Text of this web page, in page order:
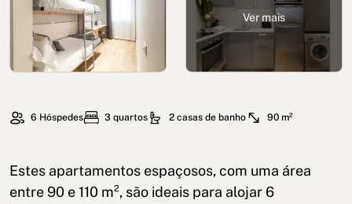
© 2026Aspasios | Todos os direitos reservados
Ver mais
6 Hóspedes 3 quartos 2 casas de banho 90 m²
Estes apartamentos espaçosos, com uma área
entre 90 e 110 m², são ideais para alojar 6